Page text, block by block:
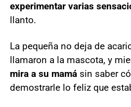
experimentar varias
llanto.
La pequeña no deja de
llamaron a la mascota, y
mira a su mamá sin saber
demostrarle lo feliz que